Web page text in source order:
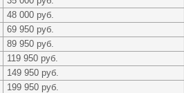
48 000 руб.
69 950 руб.
89 950 руб.
119 950 руб.
149 950 руб.
199 950 руб.